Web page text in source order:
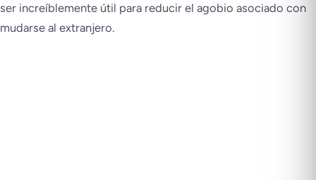
ser increíblemente útil para reducir el agobio asociado con
mudarse al extranjero.